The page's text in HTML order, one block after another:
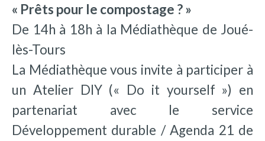
« Prêts pour le compostage ? »
De 14h à 18h à la Médiathèque de Joué-
lès-Tours
La Médiathèque vous invite à participer à
un Atelier DIY (« Do it yourself ») en
partenariat avec le service
Développement durable / Agenda 21 de